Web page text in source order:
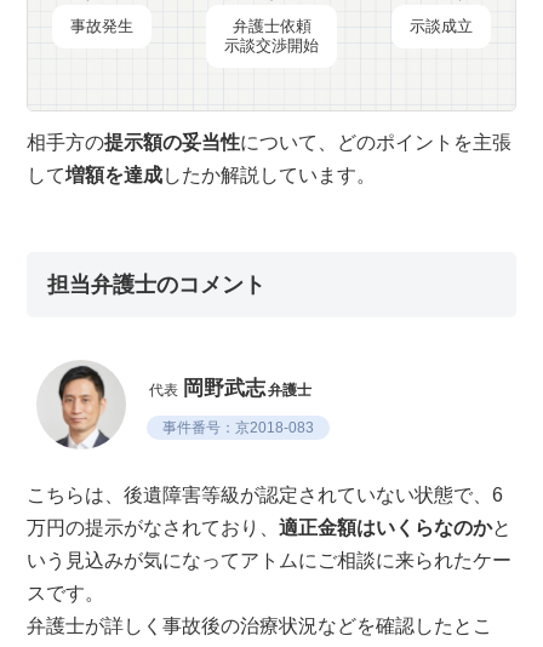
事故発生
弁護士依頼
示談交渉開始
示談成立
相手方の提示額の妥当性について、どのポイントを主張
して増額を達成したか解説しています。
担当弁護士のコメント
代表 岡野武志弁護士
事件番号：京2018-083
こちらは、後遺障害等級が認定されていない状態で、6
万円の提示がなされており、適正金額はいくらなのかと
いう見込みが気になってアトムにご相談に来られたケー
スです。
弁護士が詳しく事故後の治療状況などを確認したとこ